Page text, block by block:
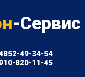
-Сервис
49-34-54
820-11-45